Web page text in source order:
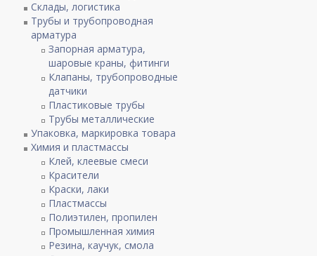
Склады, логистика
Трубы и трубопроводная
арматура
Запорная арматура,
шаровые краны, фитинги
Клапаны, трубопроводные
датчики
Пластиковые трубы
Трубы металлические
Упаковка, маркировка товара
Химия и пластмассы
Клей, клеевые смеси
Красители
Краски, лаки
Пластмассы
Полиэтилен, пропилен
Промышленная химия
Резина, каучук, смола